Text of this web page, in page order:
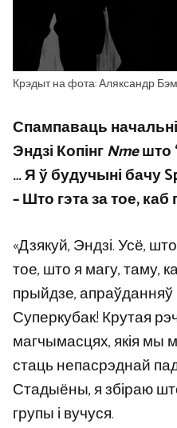
Крэдыт на фота: Аляксандр
Спампаваць
Эндзі КопінгNmeшто
… Я ў будучыні бачу
– Што гэта за тое, каб
«Дзякуй, Эндзі. Усё,
тое, што я магу, таму,
прыйдзе,
Суперкубак! Крутая
магчымасцях, якія мы
стаць непасрэднай
Стадыёны, я збіраю
групы і вучуся.